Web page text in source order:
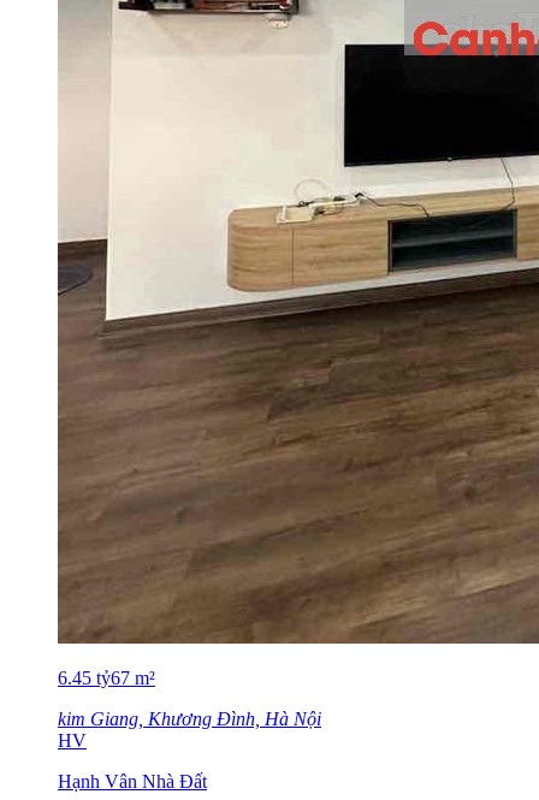
6.45 tỷ67 m²
kim Giang, Khương Đình, Hà Nội
HV
Hạnh Vân Nhà Đất